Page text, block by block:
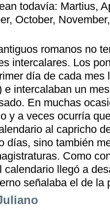
todavía: Martius,
October,
romanos no
intercalares. Los
día de cada
e intercalaban un
En muchas
y a veces ocurría
al capricho
días, sino también
Como
calendario llegó a
señalaba el de la